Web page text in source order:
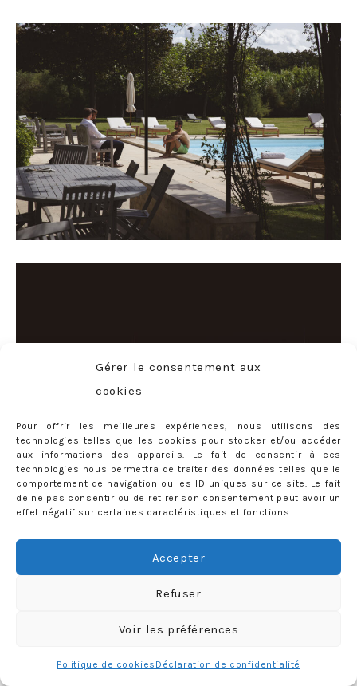
Gérer le consentement aux
cookies
Pour offrir les meilleures expériences, nous utilisons des
technologies telles que les cookies pour stocker et/ou accéder
aux informations des appareils. Le fait de consentir à ces
technologies nous permettra de traiter des données telles que le
comportement de navigation ou les ID uniques sur ce site. Le fait
de ne pas consentir ou de retirer son consentement peut avoir un
effet négatif sur certaines caractéristiques et fonctions.
Accepter
Refuser
Voir les préférences
Politique de cookies Déclaration de confidentialité